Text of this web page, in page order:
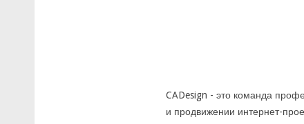
CADesign - это команда
и продвижении интернет-